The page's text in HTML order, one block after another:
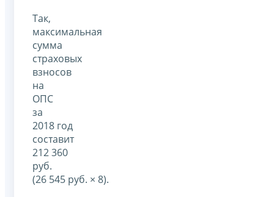
Так,
максимальная
сумма
страховых
взносов
на
ОПС
за
2018 год
составит
212 360
руб.
(26 545 руб. × 8).